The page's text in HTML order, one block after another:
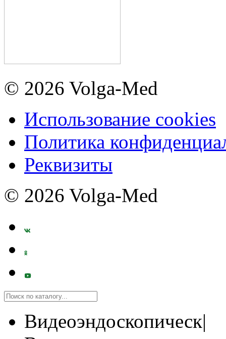
© 2026 Volga-Med
Использование cookies
Политика
Реквизиты
© 2026 Volga-Med
Видеоэндоскопическ|